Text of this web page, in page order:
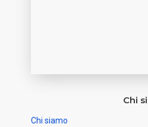
Chi
Chi siamo